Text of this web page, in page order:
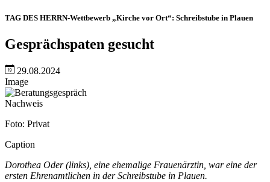
TAG DES HERRN-Wettbewerb „Kirche vor Ort“: Schreibstube in Plauen
Gesprächspaten gesucht
29.08.2024
Image
Nachweis
Foto: Privat
Caption
Dorothea Oder (links), eine ehemalige Frauenärztin, war eine der
ersten Ehrenamtlichen in der Schreibstube in Plauen.